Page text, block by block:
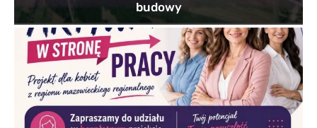
budowy